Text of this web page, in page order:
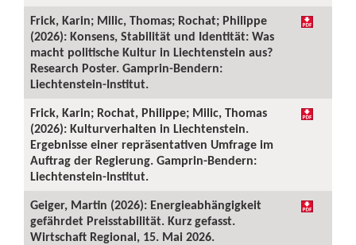
Frick, Karin; Milic, Thomas; Rochat; Philippe
(2026): Konsens, Stabilität und Identität: Was
macht politische Kultur in Liechtenstein aus?
Research Poster. Gamprin-Bendern:
Liechtenstein-Institut.
Frick, Karin; Rochat, Philippe; Milic, Thomas
(2026): Kulturverhalten in Liechtenstein.
Ergebnisse einer repräsentativen Umfrage im
Auftrag der Regierung. Gamprin-Bendern:
Liechtenstein-Institut.
Geiger, Martin (2026): Energieabhängigkeit
gefährdet Preisstabilität. Kurz gefasst.
Wirtschaft Regional, 15. Mai 2026.